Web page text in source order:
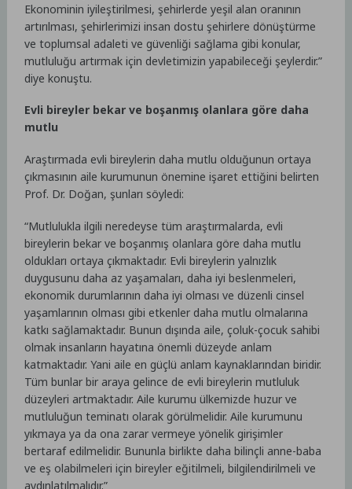
Ekonominin iyileştirilmesi, şehirlerde yeşil alan oranının
artırılması, şehirlerimizi insan dostu şehirlere dönüştürme
ve toplumsal adaleti ve güvenliği sağlama gibi konular,
mutluluğu artırmak için devletimizin yapabileceği şeylerdir.”
diye konuştu.
Evli bireyler bekar ve boşanmış olanlara göre daha
mutlu
Araştırmada evli bireylerin daha mutlu olduğunun ortaya
çıkmasının aile kurumunun önemine işaret ettiğini belirten
Prof. Dr. Doğan, şunları söyledi:
“Mutlulukla ilgili neredeyse tüm araştırmalarda, evli
bireylerin bekar ve boşanmış olanlara göre daha mutlu
oldukları ortaya çıkmaktadır. Evli bireylerin yalnızlık
duygusunu daha az yaşamaları, daha iyi beslenmeleri,
ekonomik durumlarının daha iyi olması ve düzenli cinsel
yaşamlarının olması gibi etkenler daha mutlu olmalarına
katkı sağlamaktadır. Bunun dışında aile, çoluk-çocuk sahibi
olmak insanların hayatına önemli düzeyde anlam
katmaktadır. Yani aile en güçlü anlam kaynaklarından biridir.
Tüm bunlar bir araya gelince de evli bireylerin mutluluk
düzeyleri artmaktadır. Aile kurumu ülkemizde huzur ve
mutluluğun teminatı olarak görülmelidir. Aile kurumunu
yıkmaya ya da ona zarar vermeye yönelik girişimler
bertaraf edilmelidir. Bununla birlikte daha bilinçli anne-baba
ve eş olabilmeleri için bireyler eğitilmeli, bilgilendirilmeli ve
aydınlatılmalıdır.”